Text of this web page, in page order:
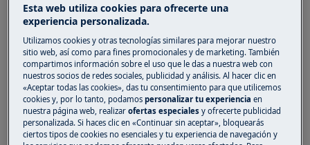
Número de producto
(PNC)
Número ELC
Número de serie
La ubicación de la placa es la siguiente:
Esta web utiliza cookies para ofrecerte una
experiencia personalizada.
Utilizamos cookies y otras tecnologías similares para mejorar nuestro
sitio web, así como para fines promocionales y de marketing. También
compartimos información sobre el uso que le das a nuestra web con
nuestros socios de redes sociales, publicidad y análisis. Al hacer clic en
«Aceptar todas las cookies», das tu consentimiento para que utilicemos
cookies y, por lo tanto, podamospersonalizar tu experienciaen
nuestra página web, realizarofertas especiales y ofrecerte publicidad
personalizada. Si haces clic en «Continuar sin aceptar», bloquearás
ciertos tipos de cookies no esenciales y tu experiencia de navegación y